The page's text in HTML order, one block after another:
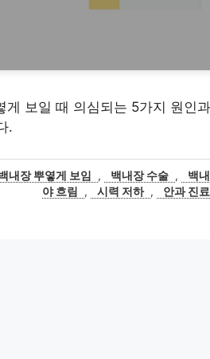
게 보일 때 의심되는 5가지 원인
.
내장 뿌옇게 보임 , 백내장 수술 , 백
야 흐림
, 시력 저하 , 안과 진료